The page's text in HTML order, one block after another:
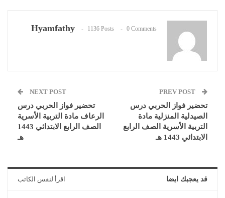
Hyamfathy 1136 Posts 0 Comments
تحضير فواز الحربي درس
الصيدلية المنزلية مادة
التربية الأسرية الصف الرابع
الابتدائي 1443 هـ
NEXT POST
تحضير فواز الحربي درس
الرعاف مادة التربية الأسرية
الصف الرابع الابتدائي 1443
هـ
قد يعجبك ايضا اقرأ لنفس الكاتب